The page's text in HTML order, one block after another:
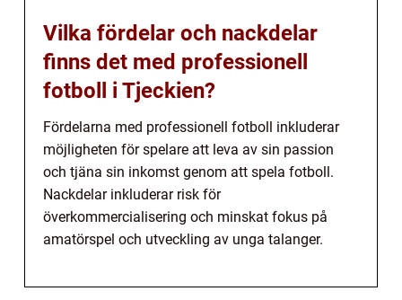
Vilka fördelar och nackdelar
finns det med professionell
fotboll i Tjeckien?
Fördelarna med professionell fotboll inkluderar
möjligheten för spelare att leva av sin passion
och tjäna sin inkomst genom att spela fotboll.
Nackdelar inkluderar risk för
överkommercialisering och minskat fokus på
amatörspel och utveckling av unga talanger.